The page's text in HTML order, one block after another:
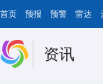
首页 预报 预警 雷达
资讯